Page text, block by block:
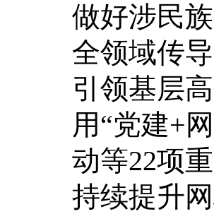
做好涉民
全领域传
引领基层
用“党建+
动等22项
持续提升